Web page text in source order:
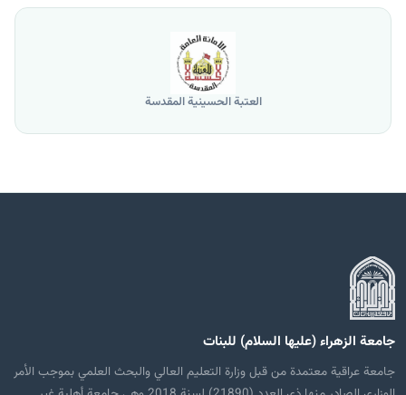
العتبة الحسينية المقدسة
جامعة الزهراء (عليها السلام) للبنات
جامعة عراقية معتمدة من قبل وزارة التعليم العالي والبحث العلمي بموجب الأمر